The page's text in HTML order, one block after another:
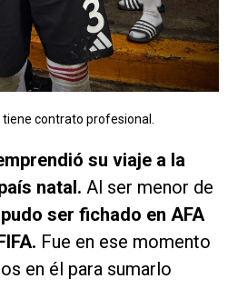
tiene contrato profesional.
su viaje a la
natal. Al ser menor de
ser fichado en AFA
Fue en ese momento
en él para sumarlo